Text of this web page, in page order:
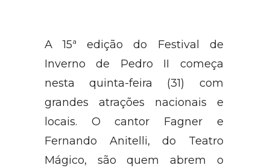
A 15ª edição do Festival de
Inverno de Pedro II começa
nesta quinta-feira (31) com
grandes atrações nacionais e
locais. O cantor Fagner e
Fernando Anitelli, do Teatro
Mágico, são quem abrem o